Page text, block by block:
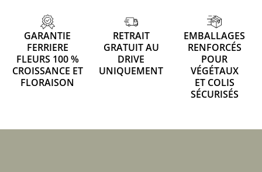
GARANTIE
FERRIERE
FLEURS 100 %
CROISSANCE ET
FLORAISON
RETRAIT
GRATUIT AU
DRIVE
UNIQUEMENT
EMBALLAGES
RENFORCÉS
POUR
VÉGÉTAUX
ET COLIS
SÉCURISÉS